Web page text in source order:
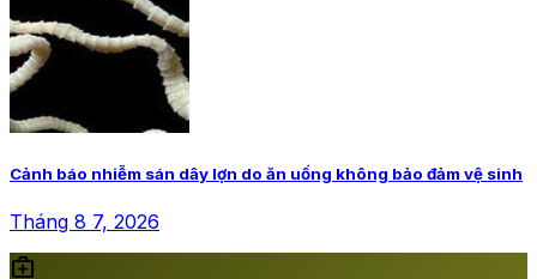
Cảnh báo nhiễm sán dây lợn do ăn uống không bảo đảm vệ sinh
Tháng 8 7, 2026
medical_services